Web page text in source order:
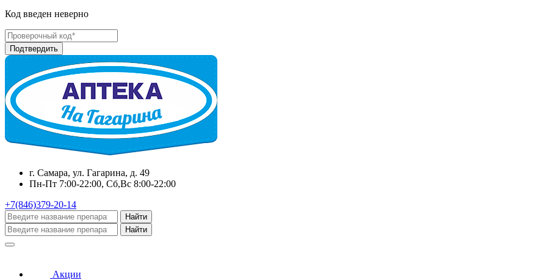
Код введен неверно
г. Самара, ул. Гагарина, д. 49
Пн-Пт 7:00-22:00, Сб,Вс 8:00-22:00
+7(846)379-20-14
Найти
Найти
Акции